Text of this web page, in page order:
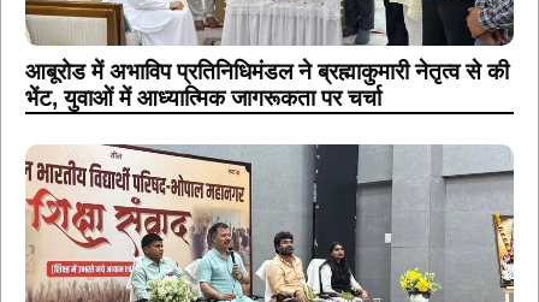
आबूरोड में अभाविप प्रतिनिधिमंडल ने ब्रह्माकुमारी नेतृत्व से की
भेंट, युवाओं में आध्यात्मिक जागरूकता पर चर्चा